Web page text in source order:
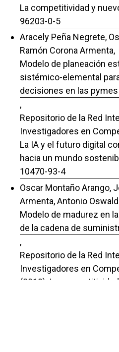
La competitividad y
96203-0-5
Aracely Peña Negrete,
Ramón Corona Armenta,
Modelo de planeación
sistémico-elemental
decisiones en las
,
Repositorio de la Red
Investigadores en
La IA y el futuro digital
hacia un mundo
10470-93-4
Oscar Montaño Arango,
Armenta, Antonio
Modelo de madurez en
de la cadena de
,
Repositorio de la Red
Investigadores en
(2010): La